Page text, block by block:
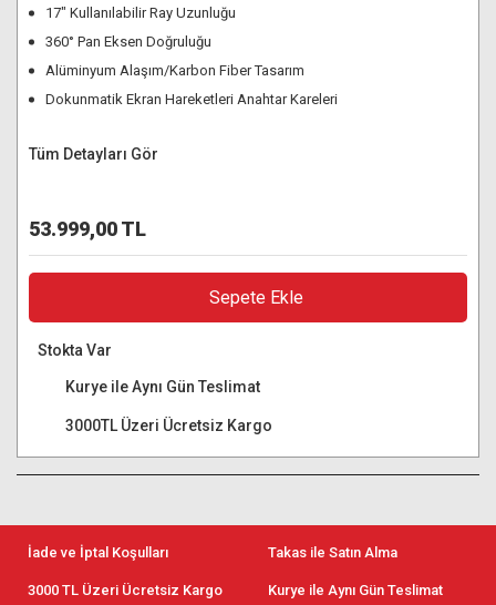
17" Kullanılabilir Ray Uzunluğu
360° Pan Eksen Doğruluğu
Alüminyum Alaşım/Karbon Fiber Tasarım
Dokunmatik Ekran Hareketleri Anahtar Kareleri
Tüm Detayları Gör
53.999,00 TL
Sepete Ekle
Stokta Var
Kurye ile Aynı Gün Teslimat
3000TL Üzeri Ücretsiz Kargo
İade ve İptal Koşulları Takas ile Satın Alma
3000 TL Üzeri Ücretsiz Kargo Kurye ile Aynı Gün Teslimat